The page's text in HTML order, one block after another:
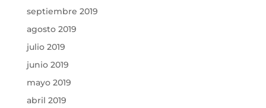
septiembre 2019
agosto 2019
julio 2019
junio 2019
mayo 2019
abril 2019